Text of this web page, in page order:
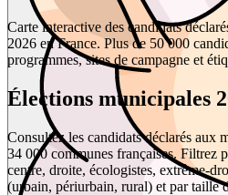
Carte interactive des candidats
2026 en France. Plus de 50 000
programmes, sites de campagne et
Élections municipales
Consultez les candidats déclarés aux
34 000 communes françaises. Filtrez
centre, droite, écologistes, extrême-
(urbain, périurbain, rural) et par taille